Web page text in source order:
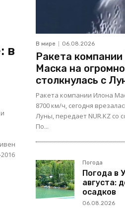
в
В мире 06.08.2026
Ракета
Маска на
столкнулась с
Ракета компании Илона
8700 км/ч, сегодня
Луны, передает NUR.KZ со
По...
Погода
Погода в
августа:
осадков
06.08.2026